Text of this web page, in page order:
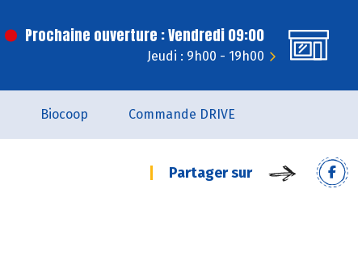
Prochaine ouverture : Vendredi 09:00
Jeudi : 9h00 - 19h00
Biocoop Commande DRIVE
Partager sur